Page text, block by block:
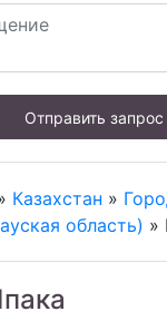
Отправить запрос
Казахстан »
область) »